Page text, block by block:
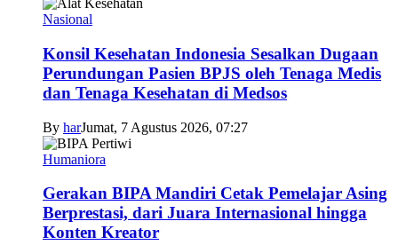
Nasional
Konsil Kesehatan Indonesia Sesalkan Dugaan
Perundungan Pasien BPJS oleh Tenaga Medis
dan Tenaga Kesehatan di Medsos
By harJumat, 7 Agustus 2026, 07:27
Humaniora
Gerakan BIPA Mandiri Cetak Pemelajar Asing
Berprestasi, dari Juara Internasional hingga
Konten Kreator